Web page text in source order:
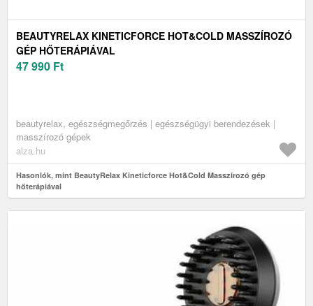
BEAUTYRELAX KINETICFORCE HOT&COLD MASSZÍROZÓ
GÉP HŐTERÁPIÁVAL
47 990 Ft
beautyrelax, egészségmegőrzés | egészségügyi berendezések |
masszírozó gépek
alza.hu
Hasonlók, mint BeautyRelax Kineticforce Hot&Cold Masszírozó gép
hőterápiával